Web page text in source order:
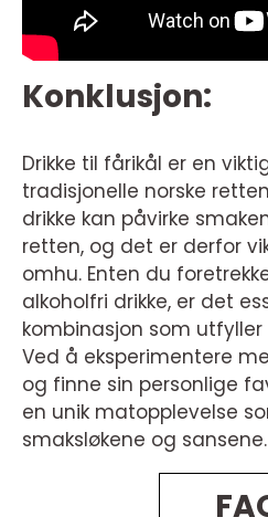
Konklusjon:
Drikke til fårikål er en
tradisjonelle norske
drikke kan påvirke
retten, og det er derfor
omhu. Enten du
alkoholfri drikke, er det
kombinasjon som
Ved å eksperimentere
og finne sin personlige
en unik matopplevelse
smaksløkene og sansene.